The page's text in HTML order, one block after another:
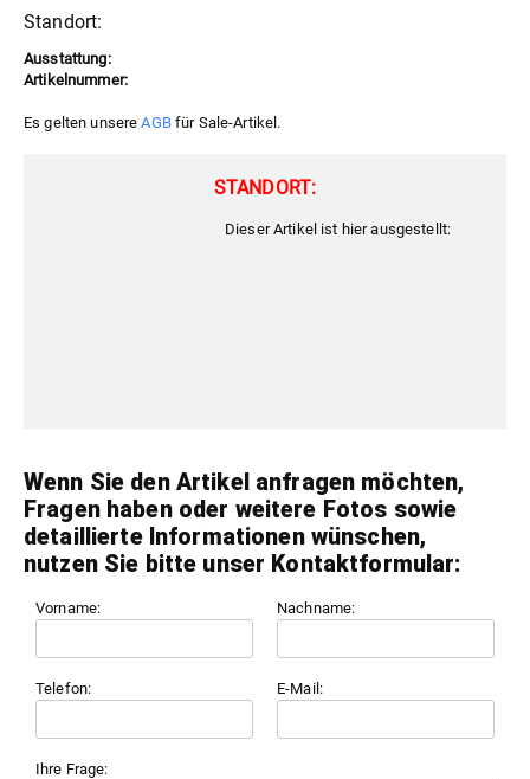
Standort:
Ausstattung:
Artikelnummer:
Es gelten unsereAGBfür Sale-Artikel.
STANDORT:
Dieser Artikel ist hier ausgestellt:
Wenn Sie den Artikel anfragen möchten,
Fragen haben oder weitere Fotos sowie
detaillierte Informationen wünschen,
nutzen Sie bitte unser Kontaktformular:
Vorname: Nachname:
Telefon: E-Mail:
Ihre Frage: